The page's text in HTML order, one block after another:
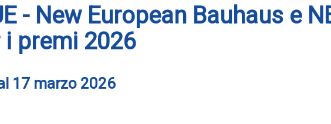
- New European Bauhaus e
premi 2026
17 marzo 2026